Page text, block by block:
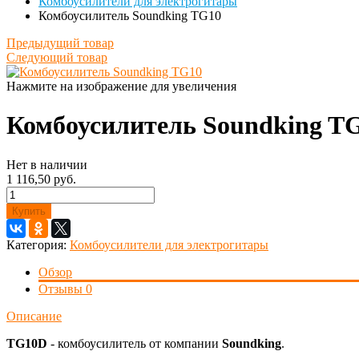
Комбоусилитель Soundking TG10
Предыдущий товар
Следующий товар
Нажмите на изображение для увеличения
Комбоусилитель Soundking
Нет в наличии
1 116,50 руб.
Купить
Категория: Комбоусилители для электрогитары
Обзор
Отзывы 0
Описание
TG10D - комбоусилитель от компании Soundking.